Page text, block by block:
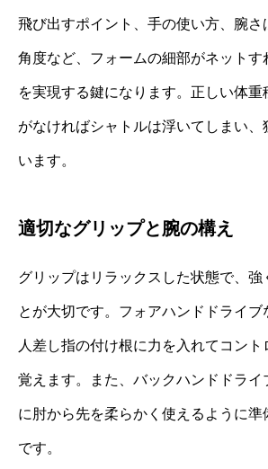
飛び出すポイント、手の使い方、腕さ
角度など、フォームの細部がネットす
を実現する鍵になります。正しい体
がなければシャトルは浮いてしまい、
います。
適切なグリップと腕の構え
グリップはリラックスした状態で、強
とが大切です。フォアハンドドライブ
人差し指の付け根に力を入れてコント
覚えます。また、バックハンドドライ
に肘から先を柔らかく使えるように準
です。